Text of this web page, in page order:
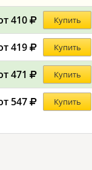
410 Купить
419 Купить
471 Купить
547 Купить